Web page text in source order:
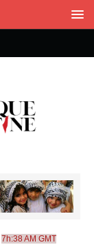
7h:38 AM GMT